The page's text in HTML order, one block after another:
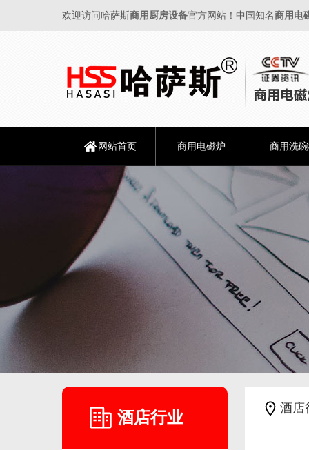
欢迎访问哈萨斯商用厨房设备官方网站！中国知名商用电
网站首页 商用电磁炉 商用洗
酒店行业
酒店